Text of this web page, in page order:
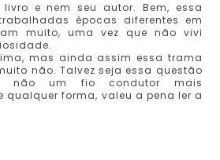
e nem seu autor. Bem, essa
épocas diferentes em
muito, uma vez que não vivi
mas ainda assim essa trama
não. Talvez seja essa questão
não um fio condutor mais
qualquer forma, valeu a pena ler a